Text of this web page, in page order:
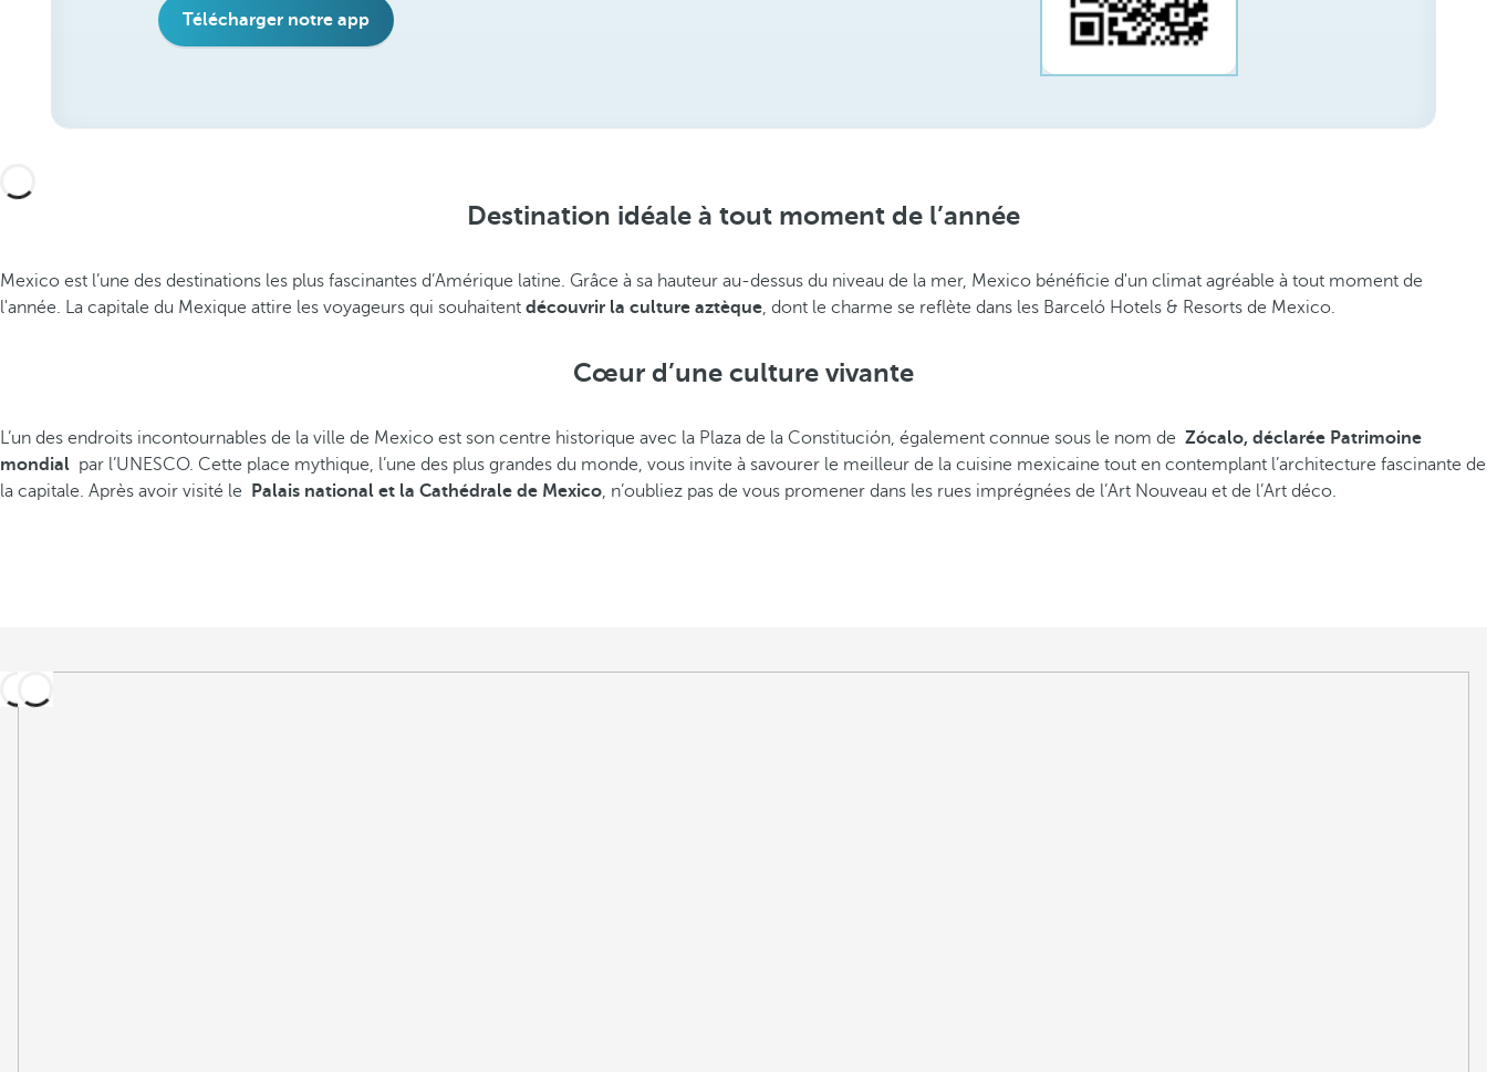
Télécharger notre app
Destination idéale à tout moment de l’année
Mexico est l’une des destinations les plus fascinantes d’Amérique latine. Grâce à sa hauteur au-dessus du niveau de la mer, Mexico bénéficie d'un climat agréable à tout moment de
l'année. La capitale du Mexique attire les voyageurs qui souhaitent découvrir la culture aztèque, dont le charme se reflète dans les Barceló Hotels & Resorts de Mexico.
Cœur d’une culture vivante
L’un des endroits incontournables de la ville de Mexico est son centre historique avec la Plaza de la Constitución, également connue sous le nom de Zócalo, déclarée Patrimoine
mondial par l’UNESCO. Cette place mythique, l’une des plus grandes du monde, vous invite à savourer le meilleur de la cuisine mexicaine tout en contemplant l’architecture fascinante de
la capitale. Après avoir visité le
Palais national et la Cathédrale de Mexico, n’oubliez pas de vous promener dans les rues imprégnées de l’Art Nouveau et de l’Art déco.